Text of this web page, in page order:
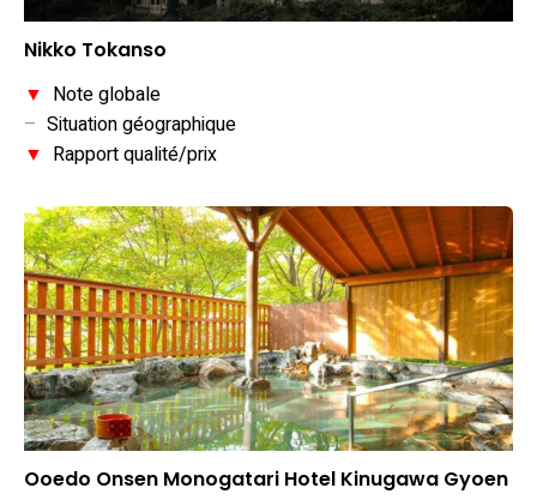
Nikko Tokanso
▼ Note globale
– Situation géographique
▼ Rapport qualité/prix
Ooedo Onsen Monogatari Hotel Kinugawa Gyoen